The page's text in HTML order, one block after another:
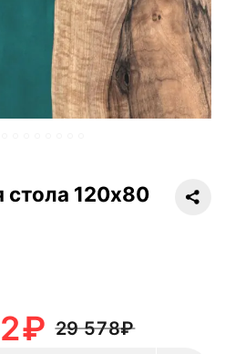
120х80
29 578₽
₽